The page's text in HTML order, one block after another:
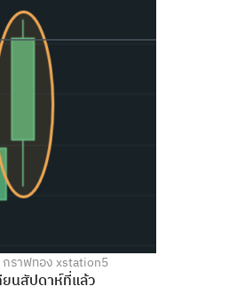
ราฟทอง xstation5
ยนสัปดาห์ที่แล้ว